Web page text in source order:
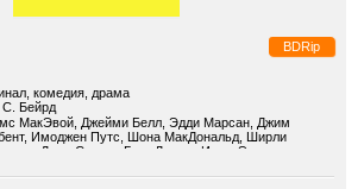
BDRip
комедия, драма
С. Бейрд
МакЭвой, Джейми Белл, Эдди Марсан, Джим
Имоджен Путс, Шона МакДональд, Ширли
Джон Сешнс, Гари Льюис, Иман Эллиотт